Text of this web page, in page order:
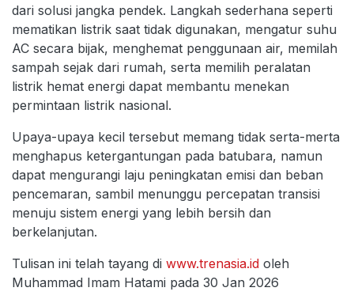
dari solusi jangka pendek. Langkah sederhana seperti
mematikan listrik saat tidak digunakan, mengatur suhu
AC secara bijak, menghemat penggunaan air, memilah
sampah sejak dari rumah, serta memilih peralatan
listrik hemat energi dapat membantu menekan
permintaan listrik nasional.
Upaya-upaya kecil tersebut memang tidak serta-merta
menghapus ketergantungan pada batubara, namun
dapat mengurangi laju peningkatan emisi dan beban
pencemaran, sambil menunggu percepatan transisi
menuju sistem energi yang lebih bersih dan
berkelanjutan.
Tulisan ini telah tayang di www.trenasia.id oleh
Muhammad Imam Hatami pada 30 Jan 2026